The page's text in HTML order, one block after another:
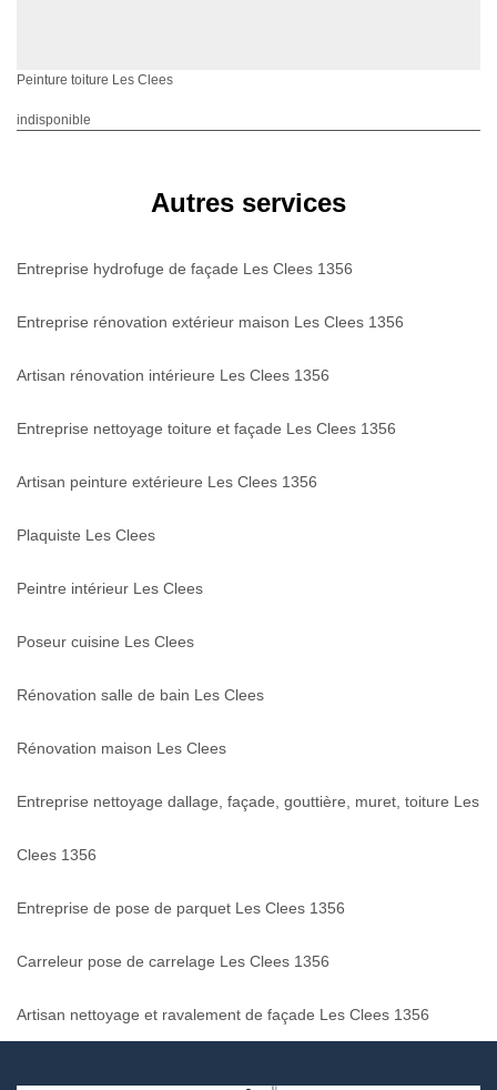
Peinture toiture Les Clees
indisponible
Autres services
Entreprise hydrofuge de façade Les Clees 1356
Entreprise rénovation extérieur maison Les Clees 1356
Artisan rénovation intérieure Les Clees 1356
Entreprise nettoyage toiture et façade Les Clees 1356
Artisan peinture extérieure Les Clees 1356
Plaquiste Les Clees
Peintre intérieur Les Clees
Poseur cuisine Les Clees
Rénovation salle de bain Les Clees
Rénovation maison Les Clees
Entreprise nettoyage dallage, façade, gouttière, muret, toiture Les
Clees 1356
Entreprise de pose de parquet Les Clees 1356
Carreleur pose de carrelage Les Clees 1356
Artisan nettoyage et ravalement de façade Les Clees 1356